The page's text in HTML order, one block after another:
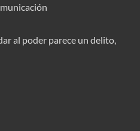
al poder parece un delito,